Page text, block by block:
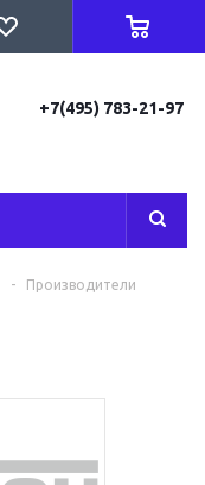
+7(495) 783-21-97
- Производители